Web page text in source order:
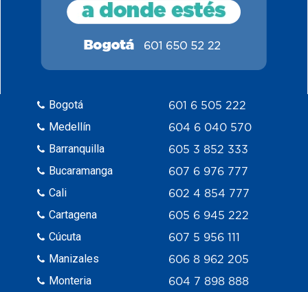
Bogotá
Medellín
Barranquilla
Bucaramanga
Cali
Cartagena
Cúcuta
Manizales
Monteria
601 6 505 222
604 6 040 570
605 3 852 333
607 6 976 777
602 4 854 777
605 6 945 222
607 5 956 111
606 8 962 205
604 7 898 888